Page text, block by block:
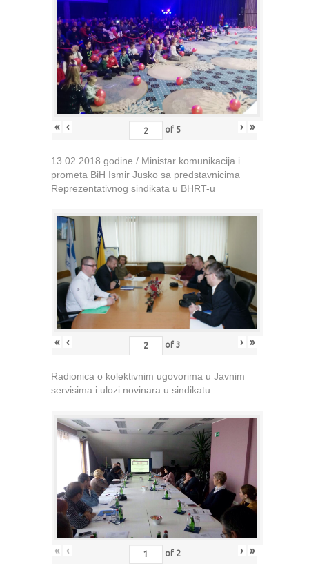
« ‹ of 5 › »
13.02.2018.godine / Ministar komunikacija i
prometa BiH Ismir Jusko sa predstavnicima
Reprezentativnog sindikata u BHRT-u
« ‹ of 3 › »
Radionica o kolektivnim ugovorima u Javnim
servisima i ulozi novinara u sindikatu
« ‹ of 2 › »